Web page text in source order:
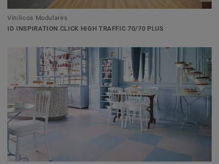
Vinilicos Modulares
ID INSPIRATION CLICK HIGH TRAFFIC 70/70 PLUS